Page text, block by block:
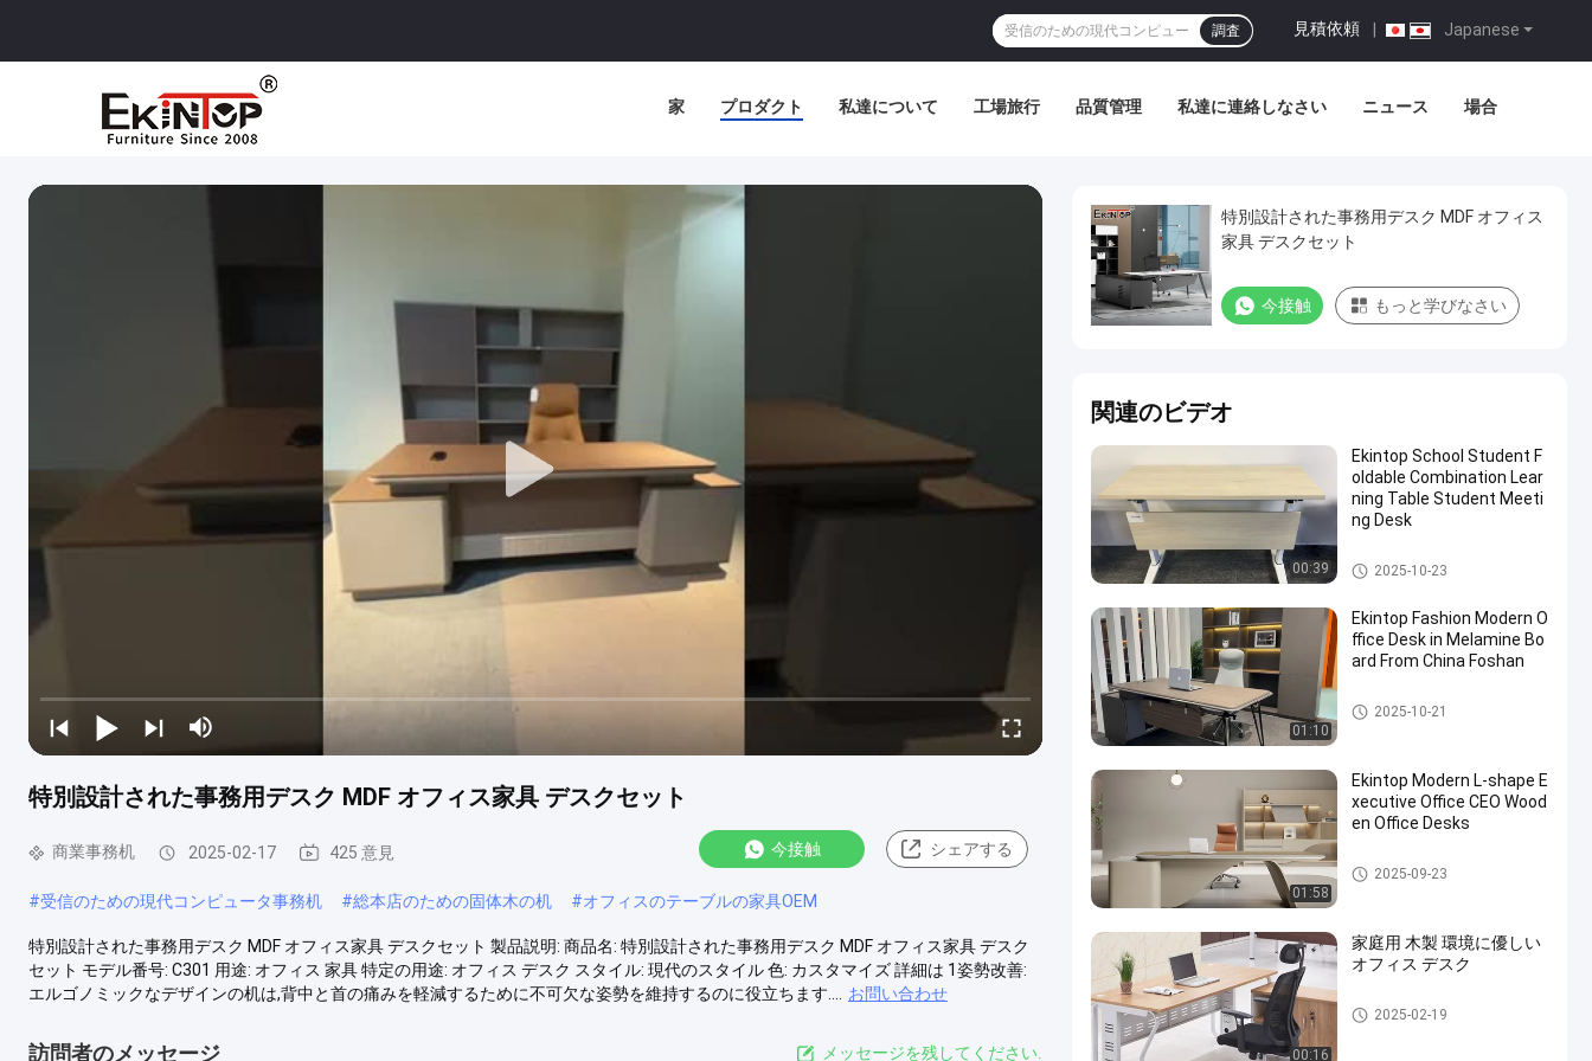
Japanese
見積依頼
調査
家 プロダクト 私達について 工場旅行 品質管理 私達に連絡しなさい ニュース 場合
特別設計された事務用デスク MDF オフィス家具 デスクセット
商業事務机 2025-02-17 425 意見 今接触 シェアする
#受信のための現代コンピュータ事務机 #総本店のための固体木の机 #オフィスのテーブルの家具OEM
特別設計された事務用デスク MDF オフィス家具 デスクセット 製品説明: 商品名: 特別設計された事務用デスク MDF オフィス家具 デスク
セット モデル番号: C301 用途: オフィス 家具 特定の用途: オフィス デスク スタイル: 現代のスタイル 色: カスタマイズ 詳細は 1姿勢改善:
エルゴノミックなデザインの机は,背中と首の痛みを軽減するために不可欠な姿勢を維持するのに役立ちます....
お問い合わせ
訪問者のメッセージ メッセージを残してください.
特別設計された事務用デスク MDF オフィス
家具 デスクセット
今接触 もっと学びなさい
関連のビデオ
00:39
Ekintop School Student F
oldable Combination Lear
ning Table Student Meeti
ng Desk
商業事務机
2025-10-23
01:10
Ekintop Fashion Modern O
ffice Desk in Melamine Bo
ard From China Foshan
商業事務机
2025-10-21
01:58
Ekintop Modern L-shape E
xecutive Office CEO Wood
en Office Desks
商業事務机
2025-09-23
00:16
家庭用 木製 環境に優しい
オフィス デスク
商業事務机
2025-02-19